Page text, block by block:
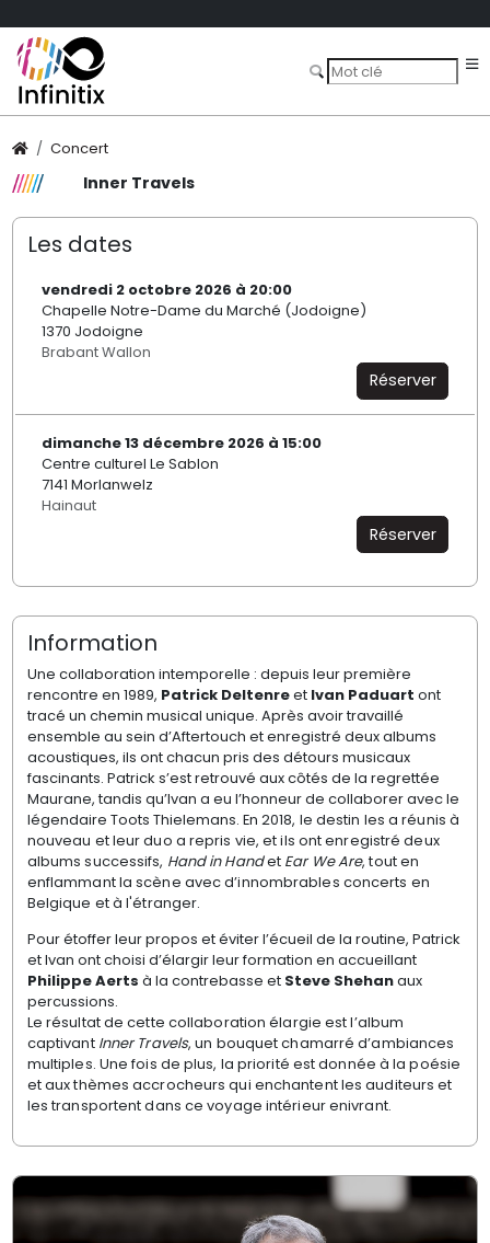
Concert
Inner Travels
Les dates
vendredi 2 octobre 2026 à 20:00
Chapelle Notre-Dame du Marché (Jodoigne)
1370 Jodoigne
Brabant Wallon
Réserver
dimanche 13 décembre 2026 à 15:00
Centre culturel Le Sablon
7141 Morlanwelz
Hainaut
Réserver
Information
Une collaboration intemporelle : depuis leur première
rencontre en 1989, Patrick Deltenreet Ivan Paduart ont
tracé un chemin musical unique. Après avoir travaillé
ensemble au sein d’Aftertouch et enregistré deux albums
acoustiques, ils ont chacun pris des détours musicaux
fascinants. Patrick s’est retrouvé aux côtés de la regrettée
Maurane, tandis qu’Ivan a eu l’honneur de collaborer avec le
légendaire Toots Thielemans. En 2018, le destin les a réunis à
nouveau et leur duo a repris vie, et ils ont enregistré deux
albums successifs, Hand in Handet Ear We Are, tout en
enflammant la scène avec d’innombrables concerts en
Belgique et à l'étranger.
Pour étoffer leur propos et éviter l’écueil de la routine, Patrick
et Ivan ont choisi d’élargir leur formation en accueillant
Philippe Aerts à la contrebasse et Steve Shehanaux
percussions.
Le résultat de cette collaboration élargie est l’album
captivant Inner Travels, un bouquet chamarré d’ambiances
multiples. Une fois de plus, la priorité est donnée à la poésie
et aux thèmes accrocheurs qui enchantent les auditeurs et
les transportent dans ce voyage intérieur enivrant.